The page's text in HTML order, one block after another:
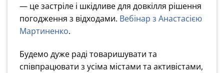
— це застріле і шкідливе для довкілля рішення
погодження з відходами. Вебінар з Анастасією
Мартиненко.
Будемо дуже раді товаришувати та
співпрацювати з усіма містами та активістами,